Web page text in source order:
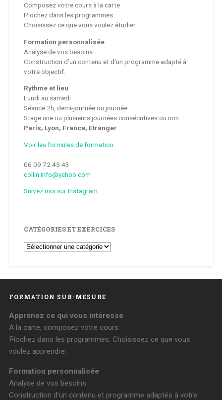
Composez votre cours à la carte
Piochez dans les programmes
Choisissez ce que vous voulez étudier
Formation personnalisée
Analyse de vos besoins
Construction d’un contenu et d’un programme adapté à
votre objectif.
Rythme et lieu
Lundi au samedi
Séance 2h, demi-journée ou journée
Stage une ou plusieurs journées consécutives ou non.
Paris, Lyon, France, Etranger
Voir les formules de formation
06 09 72 45 43
collin.info@yahoo.com
Suivez moi sur Instagram
CATÉGORIES ET EXERCICES
Catégories
et
FORMATION SUR-MESURE
Apprenez ce qui vous intéresse
A la carte, composez votre cours.
Piochez dans les programmes. Choisissez ce que vous
voulez apprendre.
Formation personnalisée
Analyse de vos besoins.
Construction d’un contenu et programme adaptés à votre